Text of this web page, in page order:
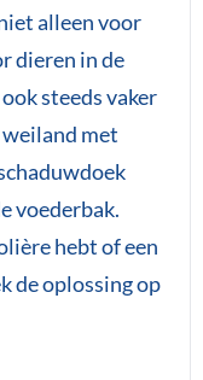
alleen voor
dieren in de
steeds vaker
met
voederbak.
hebt of een
de oplossing op